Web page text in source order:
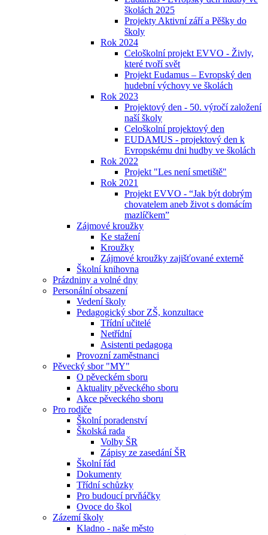
školách 2025
Projekty Aktivní září a Pěšky do
školy
Rok 2024
Celoškolní projekt EVVO - Živly,
které tvoří svět
Projekt Eudamus – Evropský den
hudební výchovy ve školách
Rok 2023
Projektový den - 50. výročí založení
naší školy
Celoškolní projektový den
EUDAMUS - projektový den k
Evropskému dni hudby ve školách
Rok 2022
Projekt "Les není smetiště"
Rok 2021
Projekt EVVO - “Jak být dobrým
chovatelem aneb život s domácím
mazlíčkem”
Zájmové kroužky
Ke stažení
Kroužky
Zájmové kroužky zajišťované externě
Školní knihovna
Prázdniny a volné dny
Personální obsazení
Vedení školy
Pedagogický sbor ZŠ, konzultace
Třídní učitelé
Netřídní
Asistenti pedagoga
Provozní zaměstnanci
Pěvecký sbor "MY"
O pěveckém sboru
Aktuality pěveckého sboru
Akce pěveckého sboru
Pro rodiče
Školní poradenství
Školská rada
Volby ŠR
Zápisy ze zasedání ŠR
Školní řád
Dokumenty
Třídní schůzky
Pro budoucí prvňáčky
Ovoce do škol
Zázemí školy
Kladno - naše město